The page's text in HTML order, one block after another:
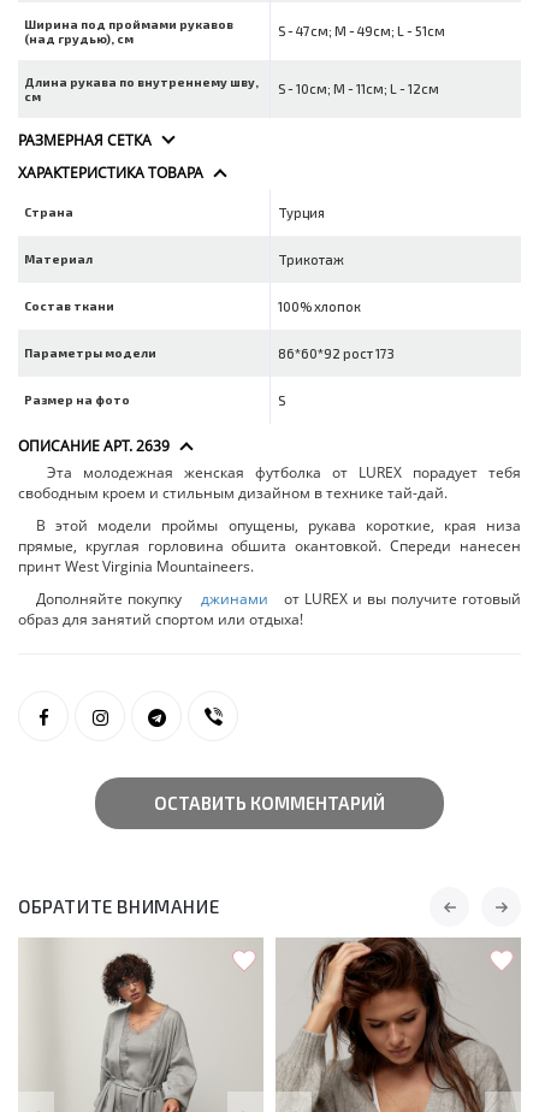
Ширина под проймами рукавов
(над грудью), см
S - 47см; M - 49см; L - 51см
Длина рукава по внутреннему шву,
см
S - 10см; M - 11см; L - 12см
РАЗМЕРНАЯ СЕТКА
ХАРАКТЕРИСТИКА ТОВАРА
Страна Турция
Материал Трикотаж
Состав ткани 100% хлопок
Параметры модели 86*60*92 рост 173
Размер на фото S
ОПИСАНИЕ АРТ. 2639
Эта молодежная женская футболка от LUREX порадует тебя
свободным кроем и стильным дизайном в технике тай-дай.
В этой модели проймы опущены, рукава короткие, края низа
прямые, круглая горловина обшита окантовкой. Спереди нанесен
принт West Virginia Mountaineers.
Дополняйте покупку
джинами
от LUREX и вы получите готовый
образ для занятий спортом или отдыха!
ОСТАВИТЬ КОММЕНТАРИЙ
ОБРАТИТЕ ВНИМАНИЕ